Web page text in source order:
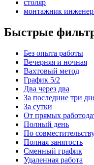
столяр
монтажник
Быстрые
Без опыта работы
Вечерняя и ночная
Вахтовый метод
График 5/2
Два через два
За последние три
За сутки
От прямых
Полный день
По
Полная занятость
Сменный график
Удаленная работа